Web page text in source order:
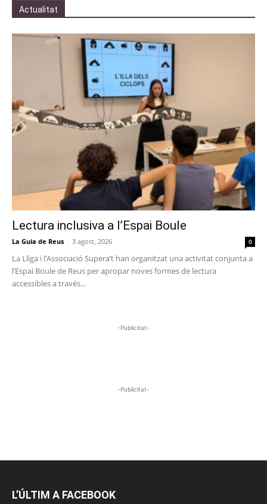
Actualitat
Lectura inclusiva a l’Espai Boule
La Guia de Reus - 3 agost, 2026 0
La Lliga i l’Associació Supera’t han organitzat una activitat conjunta a
l’Espai Boule de Reus per apropar noves formes de lectura
accessibles a través...
-Publicitat-
-Publicitat-
L’ÚLTIM A FACEBOOK